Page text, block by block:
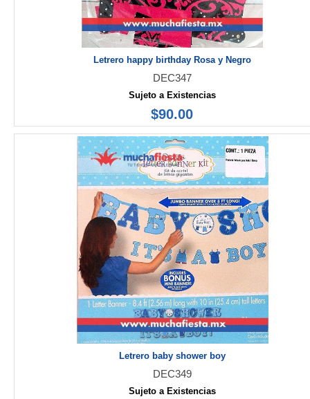
Letrero happy birthday Rosa y Negro
DEC347
Sujeto a Existencias
$90.00
Letrero baby shower boy
DEC349
Sujeto a Existencias